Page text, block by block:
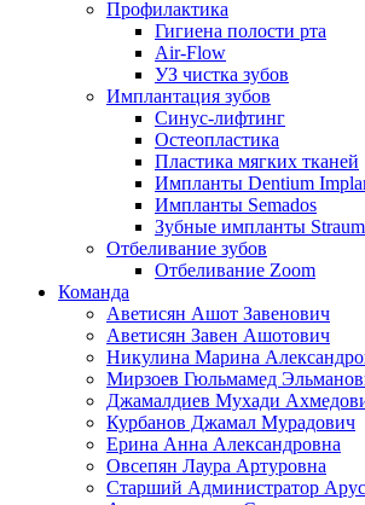
Профилактика
Гигиена полости рта
Air-Flow
УЗ чистка зубов
Имплантация зубов
Синус-лифтинг
Остеопластика
Пластика мягких тканей
Импланты Dentium
Импланты Semados
Зубные импланты
Отбеливание зубов
Отбеливание Zoom
Команда
Аветисян Ашот Завенович
Аветисян Завен Ашотович
Никулина Марина
Мирзоев Гюльмамед
Джамалдиев Мухади
Курбанов Джамал Мурадович
Ерина Анна Александровна
Овсепян Лаура Артуровна
Старший Администратор